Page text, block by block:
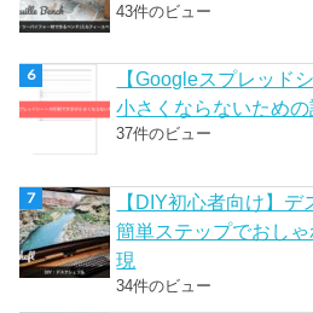
43件のビュー
【Googleスプレッド
小さくならないための
37件のビュー
【DIY初心者向け】デ
簡単ステップでおし
現
34件のビュー